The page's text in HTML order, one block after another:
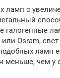
ламп с
галогенные
Osram,
ламп
меньше, чем у